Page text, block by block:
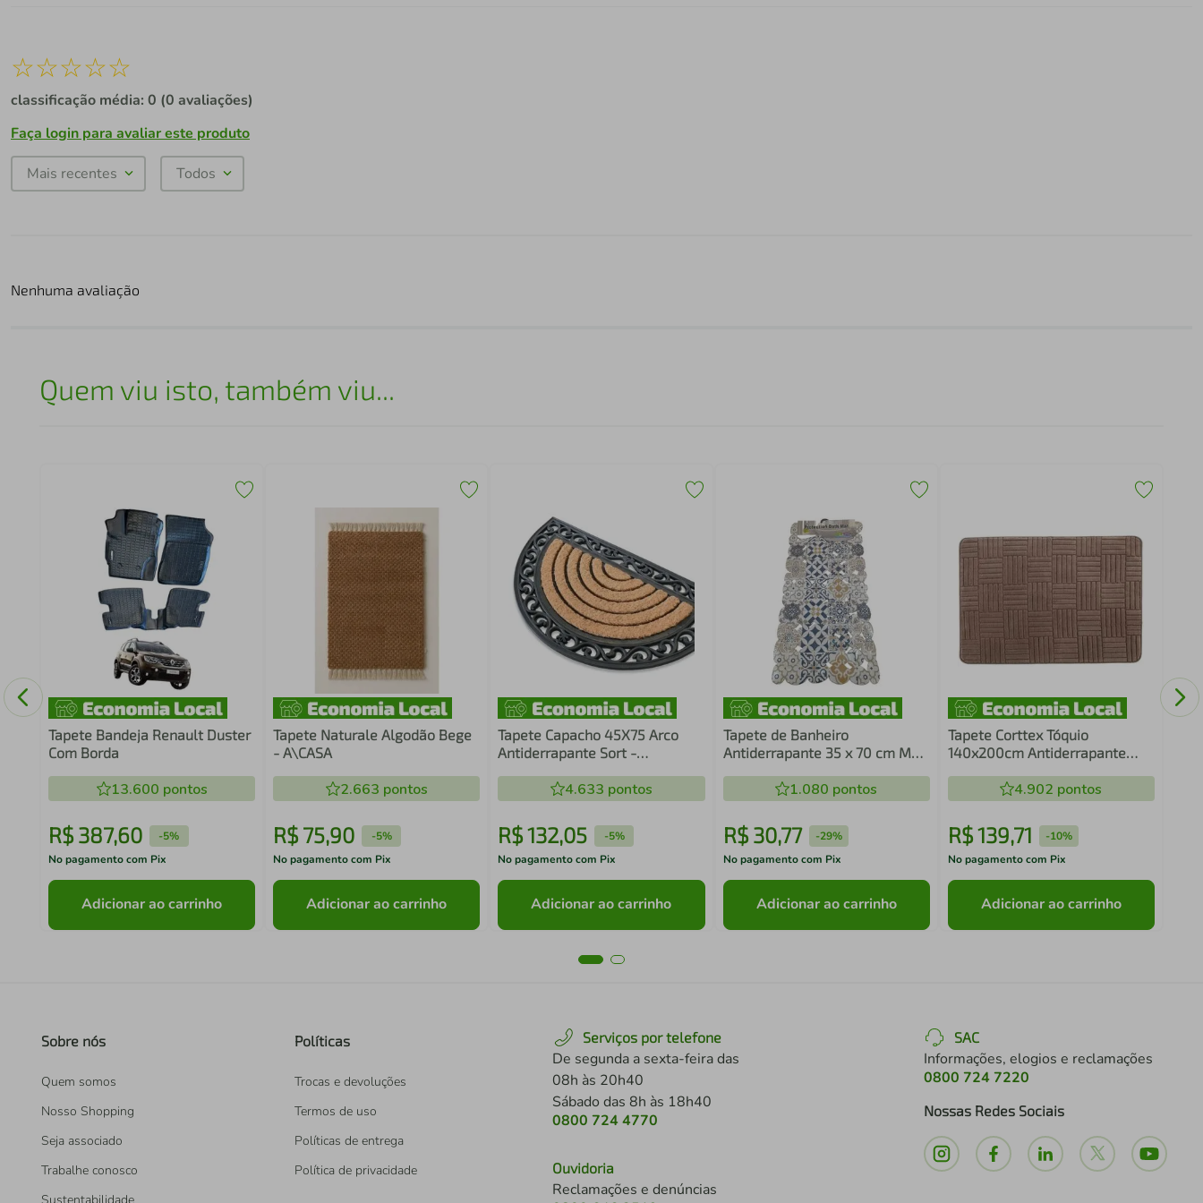
☆☆☆☆☆
classificação média: 0 (0 avaliações)
Faça login para avaliar este produto
Mais recentes Todos
Nenhuma avaliação
Quem viu isto, também viu...
Tapete Bandeja Renault Duster
Com Borda
13.600 pontos
R$ 387,60 -5%
No pagamento com Pix
Adicionar ao carrinho
Tapete Naturale Algodão Bege
- A\CASA
2.663 pontos
R$ 75,90 -5%
No pagamento com Pix
Adicionar ao carrinho
Tapete Capacho 45X75 Arco
Antiderrapante Sort -
4.633 pontos
R$132,05 -5%
No pagamento com Pix
Adicionar ao carrinho
Tapete de Banheiro
Antiderrapante 35 x 70 cm Mod
1.080 pontos
R$ 30,77 -29%
No pagamento com Pix
Adicionar ao carrinho
Tapete Corttex Tóquio
140x200cm Antiderrapante
4.902 pontos
R$139,71 -10%
No pagamento com Pix
Adicionar ao carrinho
Sobre nós
Quem somos
Nosso Shopping
Seja associado
Trabalhe conosco
Políticas
Trocas e devoluções
Termos de uso
Políticas de entrega
Política de privacidade
Serviços por telefone
De segunda a sexta-feira das
08h às 20h40
Sábado das 8h às 18h40
0800 724 4770
Ouvidoria
Reclamações e denúncias
SAC
Informações, elogios e reclamações
0800 724 7220
Nossas Redes Sociais